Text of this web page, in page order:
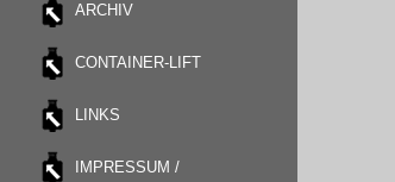
ARCHIV
CONTAINER-LIFT
LINKS
IMPRESSUM /